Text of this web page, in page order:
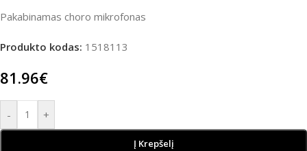
Pakabinamas choro mikrofonas
Produkto kodas: 1518113
81.96€
- +
Į Krepšelį